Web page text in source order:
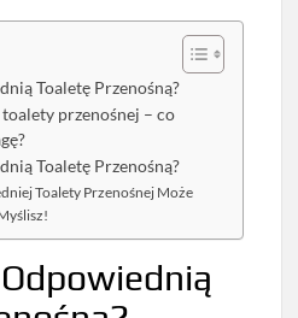
Toaletę Przenośną?
przenośnej – co
Toaletę Przenośną?
Toalety Przenośnej Może